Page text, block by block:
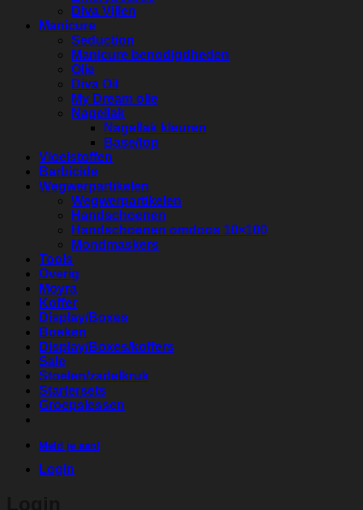
Diva Vijlen
Manicure
Seduction
Manicure benodigdheden
Olie
Diva Oil
My Dream olie
Nagellak
Nagellak kleuren
Base/top
Vloeistoffen
Barbicide
Wegwerpartikelen
Wegwerpartikelen
Handschoenen
Handschoenen omdoos 10×100
Mondmaskers
Tools
Overig
Moyra
Koffer
Display/Boxes
Boeken
Display/Boxes/koffers
Sale
Stoelen/zadelkruk
Startersets
Groepslessen
Meld je aan!
Login